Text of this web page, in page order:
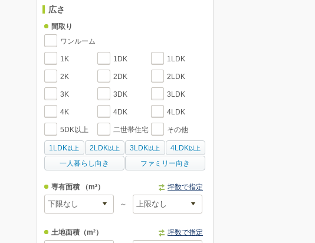
広さ
間取り
ワンルーム
1K 1DK 1LDK
2K 2DK 2LDK
3K 3DK 3LDK
4K 4DK 4LDK
5DK以上 二世帯住宅 その他
1LDK 以上 2LDK 以上 3LDK 以上 4LDK 以上
一人暮らし向き ファミリー向き
専有面積 （m²） 坪数で指定
～
土地面積（m²） 坪数で指定